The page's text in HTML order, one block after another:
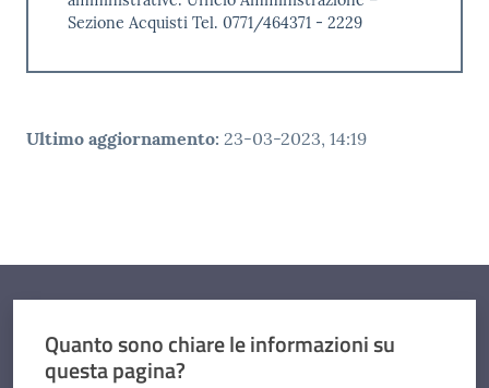
Sezione Acquisti Tel. 0771/464371 - 2229
Ultimo aggiornamento: 23-03-2023, 14:19
Quanto sono chiare le informazioni su
questa pagina?